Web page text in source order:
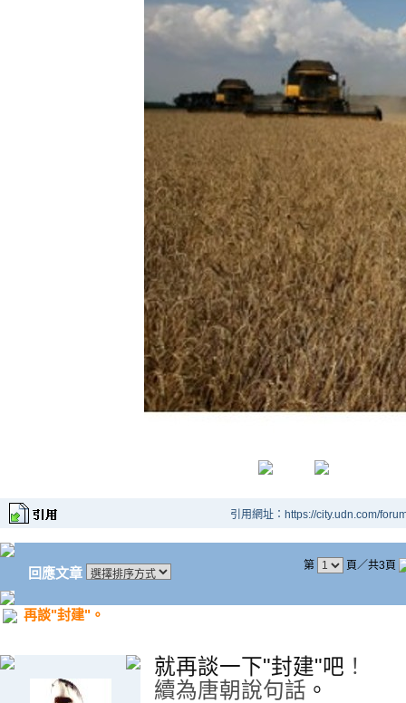
引用網址：https://city.udn.com/
回應文章 第 頁／共3頁
再談"封建"。
就再談一下"封建"吧 ！
續為唐朝說句話 。